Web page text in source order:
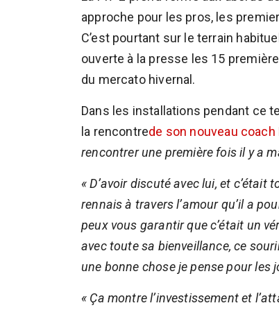
approche pour les pros, les
C’est pourtant sur le terrain
ouverte à la presse les 15
du mercato hivernal.
Dans les installations pendant ce
la rencontrede son nouveau coach
rencontrer une première fois il y a
« D’avoir discuté avec lui, et
rennais à travers l’amour qu’il a
peux vous garantir que c’était un
avec toute sa bienveillance, ce
une bonne chose je pense pour les
« Ça montre l’investissement et